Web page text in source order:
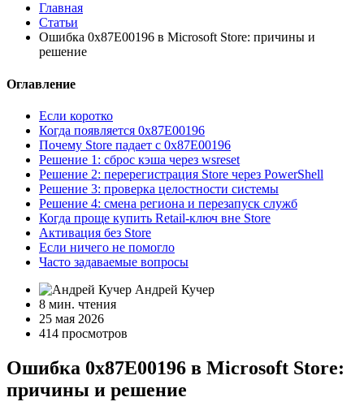
Главная
Статьи
Ошибка 0x87E00196 в Microsoft Store: причины и
решение
Оглавление
Если коротко
Когда появляется 0x87E00196
Почему Store падает с 0x87E00196
Решение 1: сброс кэша через wsreset
Решение 2: перерегистрация Store через PowerShell
Решение 3: проверка целостности системы
Решение 4: смена региона и перезапуск служб
Когда проще купить Retail-ключ вне Store
Активация без Store
Если ничего не помогло
Часто задаваемые вопросы
Андрей Кучер
8 мин. чтения
25 мая 2026
414 просмотров
Ошибка 0x87E00196 в Microsoft Store:
причины и решение